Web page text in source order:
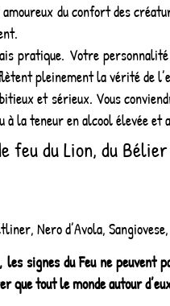
du confort des
pratique. Votre
pleinement la vérité de
et sérieux. Vous
à la teneur en alcool élevée et
feu du Lion, du
Nero d’Avola,
signes du Feu ne
tout le monde autour